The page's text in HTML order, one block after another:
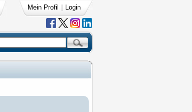
Mein Profil Login